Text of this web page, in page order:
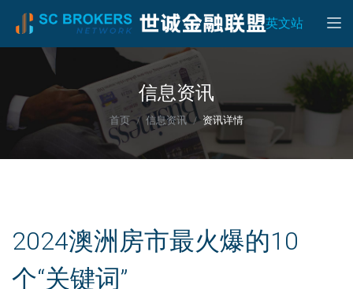
英文站
信息资讯
首页 信息资讯 资讯详情
2024澳洲房市最火爆的10
个“关键词”